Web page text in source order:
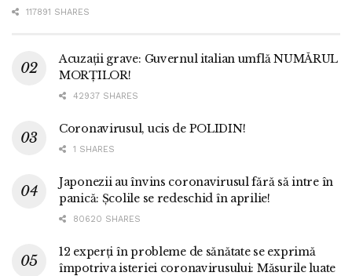
117891 SHARES
Acuzații grave: Guvernul italian umflă NUMĂRUL
MORȚILOR!
42937 SHARES
Coronavirusul, ucis de POLIDIN!
1 SHARES
Japonezii au învins coronavirusul fără să intre în
panică: Școlile se redeschid în aprilie!
80620 SHARES
12 experți în probleme de sănătate se exprimă
împotriva isteriei coronavirusului: Măsurile luate